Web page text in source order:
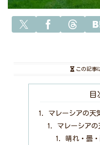
この記事
目
マレーシアの天
マレーシアの
晴れ・曇